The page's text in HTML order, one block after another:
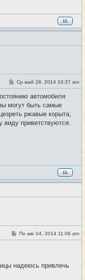
#7
С
о
б
щ
н
и
Ср май 28, 2014 10:37 am
автомобиля
могут быть самые
ржавые корыта,
приветствуются.
#8
С
о
н
Пн авг 04, 2014 11:06 am
надеюсь привлечь